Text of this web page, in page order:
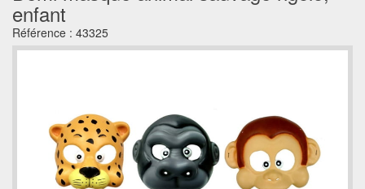
enfant
Référence : 43325